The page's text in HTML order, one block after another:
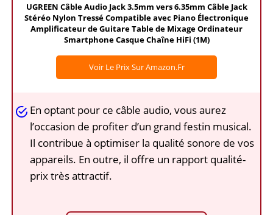
UGREEN Câble Audio Jack 3.5mm vers 6.35mm Câble Jack
Stéréo Nylon Tressé Compatible avec Piano Électronique
Amplificateur de Guitare Table de Mixage Ordinateur
Smartphone Casque Chaîne HiFi (1M)
Voir Le Prix Sur Amazon.fr
En optant pour ce câble audio, vous aurez
l’occasion de profiter d’un grand festin musical.
Il contribue à optimiser la qualité sonore de vos
appareils. En outre, il offre un rapport qualité-
prix très attractif.